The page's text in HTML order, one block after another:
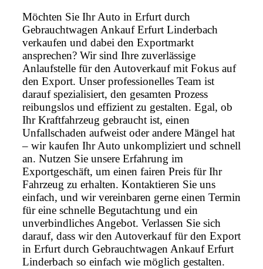
Möchten Sie Ihr Auto in Erfurt durch
Gebrauchtwagen Ankauf Erfurt Linderbach
verkaufen und dabei den Exportmarkt
ansprechen? Wir sind Ihre zuverlässige
Anlaufstelle für den Autoverkauf mit Fokus auf
den Export. Unser professionelles Team ist
darauf spezialisiert, den gesamten Prozess
reibungslos und effizient zu gestalten. Egal, ob
Ihr Kraftfahrzeug gebraucht ist, einen
Unfallschaden aufweist oder andere Mängel hat
– wir kaufen Ihr Auto unkompliziert und schnell
an. Nutzen Sie unsere Erfahrung im
Exportgeschäft, um einen fairen Preis für Ihr
Fahrzeug zu erhalten. Kontaktieren Sie uns
einfach, und wir vereinbaren gerne einen Termin
für eine schnelle Begutachtung und ein
unverbindliches Angebot. Verlassen Sie sich
darauf, dass wir den Autoverkauf für den Export
in Erfurt durch Gebrauchtwagen Ankauf Erfurt
Linderbach so einfach wie möglich gestalten.